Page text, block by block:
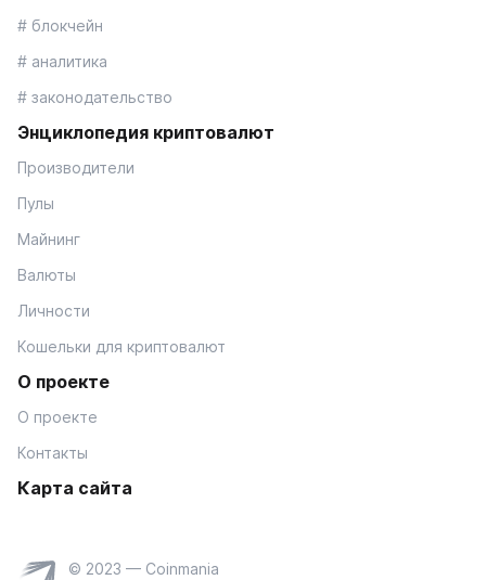
# блокчейн
# аналитика
# законодательство
Энциклопедия криптовалют
Производители
Пулы
Майнинг
Валюты
Личности
Кошельки для криптовалют
О проекте
О проекте
Контакты
Карта сайта
© 2023 — Coinmania